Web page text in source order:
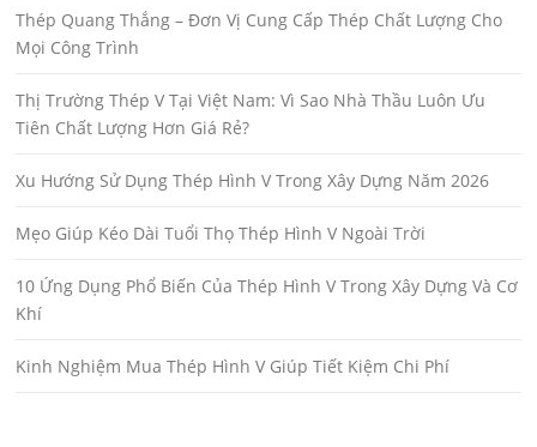
Thép Quang Thắng – Đơn Vị Cung Cấp Thép Chất Lượng Cho
Mọi Công Trình
Thị Trường Thép V Tại Việt Nam: Vì Sao Nhà Thầu Luôn Ưu
Tiên Chất Lượng Hơn Giá Rẻ?
Xu Hướng Sử Dụng Thép Hình V Trong Xây Dựng Năm 2026
Mẹo Giúp Kéo Dài Tuổi Thọ Thép Hình V Ngoài Trời
10 Ứng Dụng Phổ Biến Của Thép Hình V Trong Xây Dựng Và Cơ
Khí
Kinh Nghiệm Mua Thép Hình V Giúp Tiết Kiệm Chi Phí